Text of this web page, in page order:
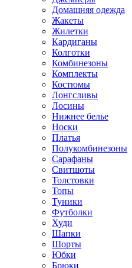
Домашняя одежда
Жакеты
Жилетки
Кардиганы
Колготки
Комбинезоны
Комплекты
Костюмы
Лонгсливы
Лосины
Нижнее белье
Носки
Платья
Полукомбинезоны
Сарафаны
Свитшоты
Толстовки
Топы
Туники
Футболки
Худи
Шапки
Шорты
Юбки
Брюки